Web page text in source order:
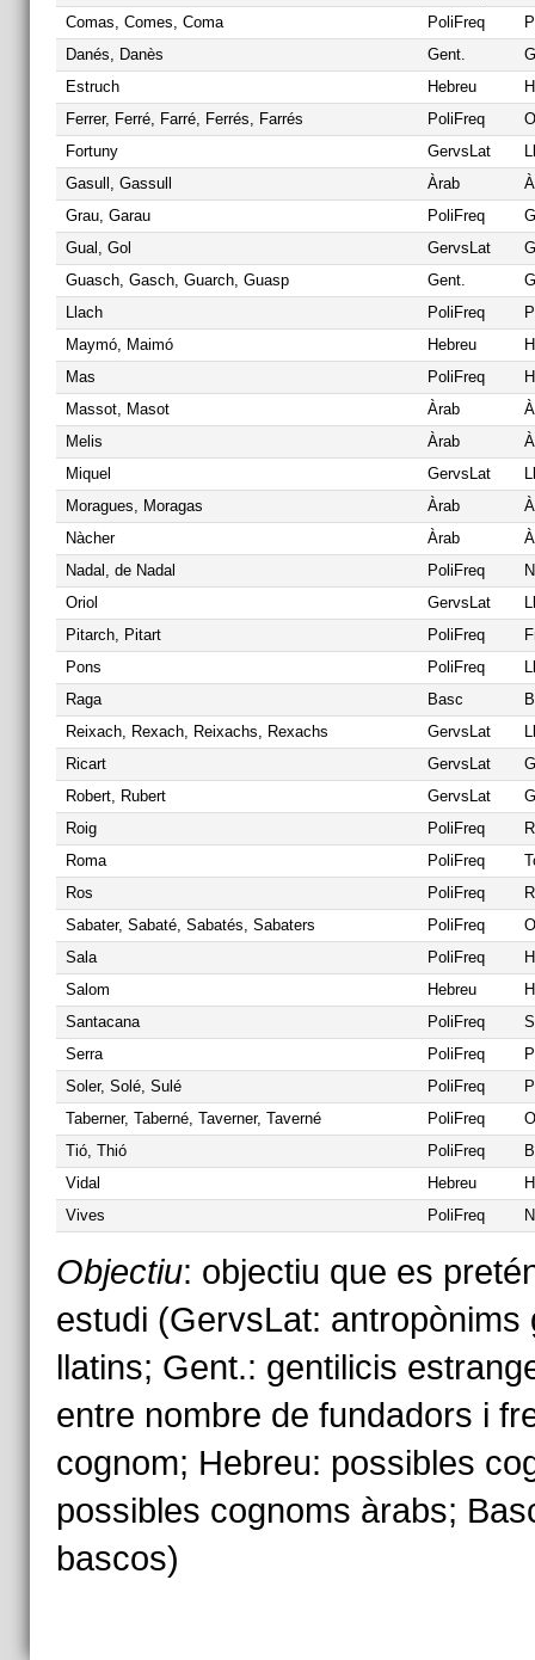
Comas, Comes, Coma
PoliFreq
Danés, Danès
Gent.
Estruch
Hebreu
Ferrer, Ferré, Farré, Ferrés, Farrés
PoliFreq
Fortuny
GervsLat
Gasull, Gassull
Àrab
Grau, Garau
PoliFreq
Gual, Gol
GervsLat
Guasch, Gasch, Guarch, Guasp
Gent.
Llach
PoliFreq
Maymó, Maimó
Hebreu
Mas
PoliFreq
Massot, Masot
Àrab
Melis
Àrab
Miquel
GervsLat
Moragues, Moragas
Àrab
Nàcher
Àrab
Nadal, de Nadal
PoliFreq
Oriol
GervsLat
Pitarch, Pitart
PoliFreq
Pons
PoliFreq
Raga
Basc
Reixach, Rexach, Reixachs, Rexachs
GervsLat
Ricart
GervsLat
Robert, Rubert
GervsLat
Roig
PoliFreq
Roma
PoliFreq
Ros
PoliFreq
Sabater, Sabaté, Sabatés, Sabaters
PoliFreq
Sala
PoliFreq
Salom
Hebreu
Santacana
PoliFreq
Serra
PoliFreq
Soler, Solé, Sulé
PoliFreq
Taberner, Taberné, Taverner, Taverné
PoliFreq
Tió, Thió
PoliFreq
Vidal
Hebreu
Vives
PoliFreq
Objectiu: objectiu que es
estudi (GervsLat: antropònims
llatins; Gent.: gentilicis
entre nombre de fundadors i
cognom; Hebreu: possibles
possibles cognoms àrabs;
bascos)